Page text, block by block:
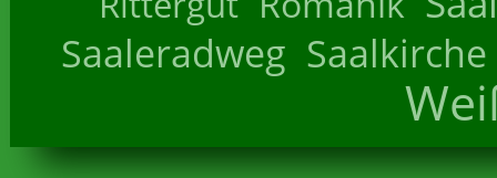
Saaleradweg Saalkirche